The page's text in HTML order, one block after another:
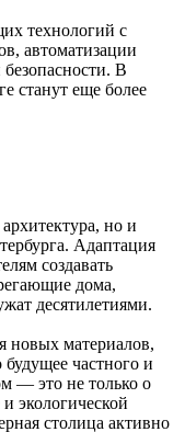
технологий с
автоматизации
В
станут еще более
но и
Адаптация
создавать
дома,
десятилетиями.
новых материалов,
частного и
— это не только о
экологической
столица активно